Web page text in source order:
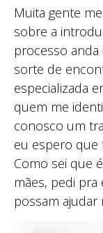
Muita gente
sobre a
processo
sorte de
especializada
quem me
conosco um
eu espero que
Como sei que
mães, pedi pra
possam ajudar